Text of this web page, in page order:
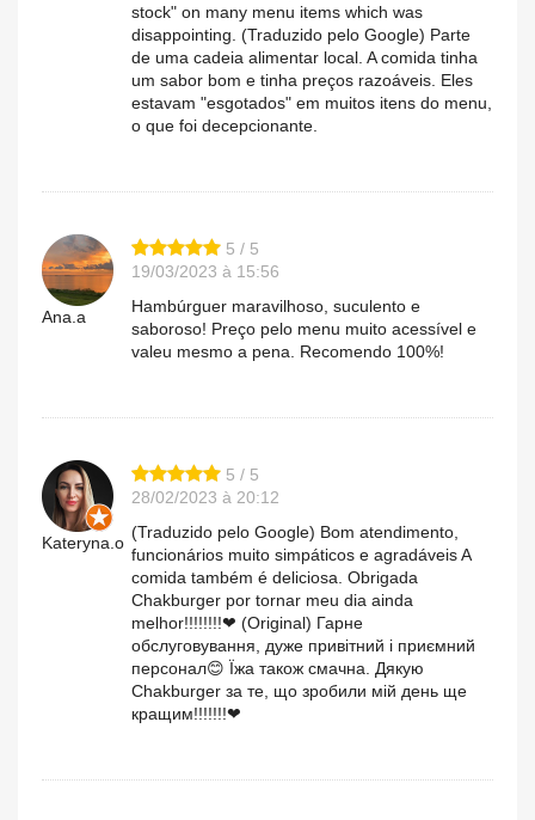
stock" on many menu items which was
disappointing. (Traduzido pelo Google) Parte
de uma cadeia alimentar local. A comida tinha
um sabor bom e tinha preços razoáveis. Eles
estavam "esgotados" em muitos itens do menu,
o que foi decepcionante.
Ana.a
5 / 5
19/03/2023 à 15:56
Hambúrguer maravilhoso, suculento e
saboroso! Preço pelo menu muito acessível e
valeu mesmo a pena. Recomendo 100%!
Kateryna.o
5 / 5
28/02/2023 à 20:12
(Traduzido pelo Google) Bom atendimento,
funcionários muito simpáticos e agradáveis A
comida também é deliciosa. Obrigada
Chakburger por tornar meu dia ainda
melhor!!!!!!!!❤ (Original) Гарне
обслуговування, дуже привітний і приємний
персонал😊 Їжа також смачна. Дякую
Chakburger за те, що зробили мій день ще
кращим!!!!!!!❤